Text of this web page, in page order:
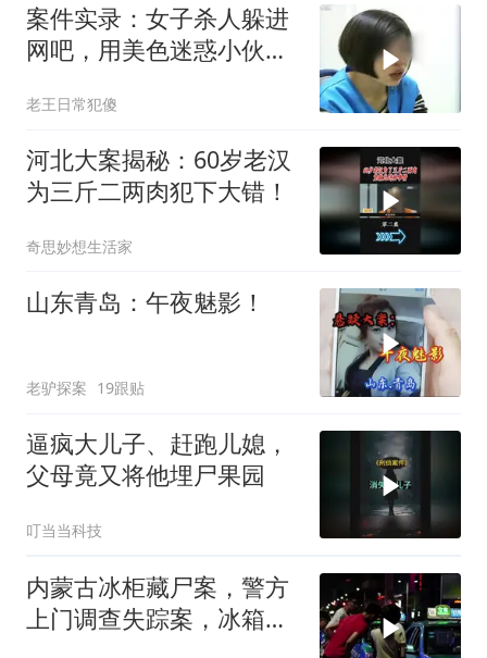
案件实录：女子杀人躲进
网吧，用美色迷惑小伙，
老王日常犯傻
河北大案揭秘：60岁老汉
为三斤二两肉犯下大错！
奇思妙想生活家
山东青岛：午夜魅影！
老驴探案 19跟贴
逼疯大儿子、赶跑儿媳，
父母竟又将他埋尸果园
叮当当科技
内蒙古冰柜藏尸案，警方
上门调查失踪案，冰箱却